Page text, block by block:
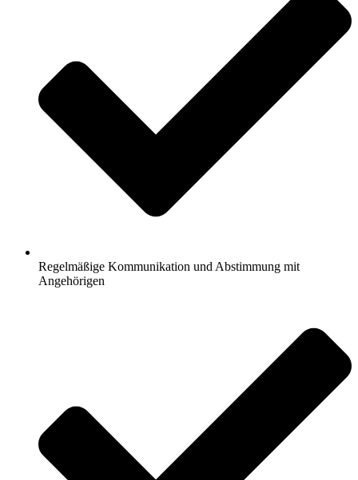
Regelmäßige Kommunikation und Abstimmung mit
Angehörigen